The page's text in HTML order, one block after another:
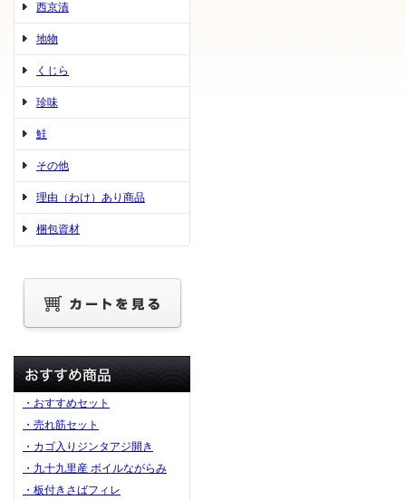
西京漬
地物
くじら
珍味
鮭
その他
理由（わけ）あり商品
梱包資材
・おすすめセット
・売れ筋セット
・カゴ入りジンタアジ開き
・九十九里産 ボイルながらみ
・板付きさばフィレ